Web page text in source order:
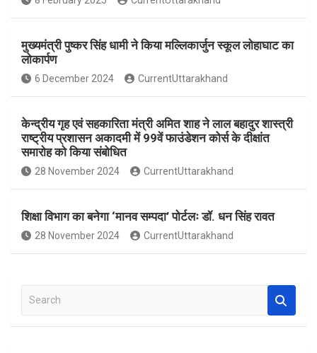
o
k
p
p
मुख्यमंत्री पुष्कर सिंह धामी ने किया मल्लिकार्जुन स्कूल लोहाघाट का
लोकार्पण
6 December 2024 CurrentUttarakhand
केन्द्रीय गृह एवं सहकारिता मंत्री अमित शाह ने लाल बहादुर शास्त्री
राष्ट्रीय प्रशासन अकादमी में 99वें फाउंडेशन कोर्स के दीक्षांत
समारोह को किया संबोधित
28 November 2024 CurrentUttarakhand
शिक्षा विभाग का बनेगा ‘मानव सम्पदा’ पोर्टलः डॉ. धन सिंह रावत
28 November 2024 CurrentUttarakhand
a